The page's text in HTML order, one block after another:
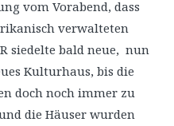
vom Vorabend, dass
verwalteten
siedelte bald neue, nun
Kulturhaus, bis die
doch noch immer zu
die Häuser wurden